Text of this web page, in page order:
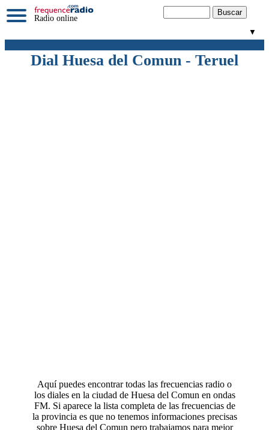
Radio online
▼
Dial Huesa del Comun - Teruel
Aquí puedes encontrar todas las frecuencias radio o
los diales en la ciudad de Huesa del Comun en ondas
FM. Si aparece la lista completa de las frecuencias de
la provincia es que no tenemos informaciones precisas
sobre Huesa del Comun pero trabajamos para mejor